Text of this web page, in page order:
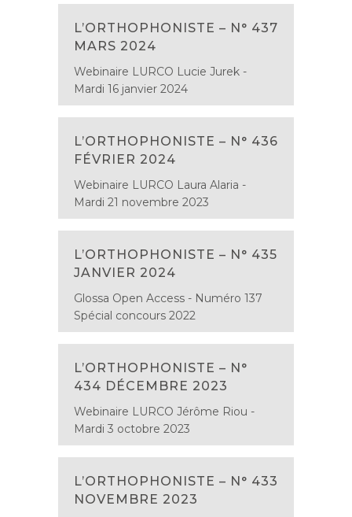
L’ORTHOPHONISTE – N° 437
MARS 2024
Webinaire LURCO Lucie Jurek -
Mardi 16 janvier 2024
L’ORTHOPHONISTE – N° 436
FÉVRIER 2024
Webinaire LURCO Laura Alaria -
Mardi 21 novembre 2023
L’ORTHOPHONISTE – N° 435
JANVIER 2024
Glossa Open Access - Numéro 137
Spécial concours 2022
L’ORTHOPHONISTE – N°
434 DÉCEMBRE 2023
Webinaire LURCO Jérôme Riou -
Mardi 3 octobre 2023
L’ORTHOPHONISTE – N° 433
NOVEMBRE 2023